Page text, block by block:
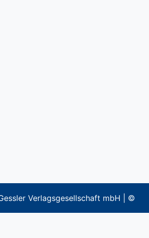
Verlagsgesellschaft mbH | ©